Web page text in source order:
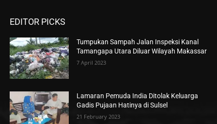
EDITOR PICKS
Tumpukan Sampah Jalan Inspeksi Kanal
Tamangapa Utara Diluar Wilayah Makassar
7 April 2023
Lamaran Pemuda India Ditolak Keluarga
Gadis Pujaan Hatinya di Sulsel
21 February 2023